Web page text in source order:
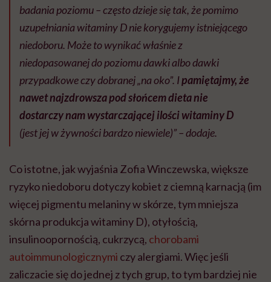
badania poziomu – często dzieje się tak, że pomimo
uzupełniania witaminy D nie korygujemy istniejącego
niedoboru. Może to wynikać właśnie z
niedopasowanej do poziomu dawki albo dawki
przypadkowe czy dobranej „na oko”. Ipamiętajmy, że
nawet najzdrowsza pod słońcem dieta nie
dostarczy nam wystarczającej ilości witaminy D
(jest jej w żywności bardzo niewiele)” – dodaje.
Co istotne, jak wyjaśnia Zofia Winczewska, większe
ryzyko niedoboru dotyczy kobiet z ciemną karnacją (im
więcej pigmentu melaniny w skórze, tym mniejsza
skórna produkcja witaminy D), otyłością,
insulinoopornością, cukrzycą, chorobami
autoimmunologicznymi czy alergiami. Więc jeśli
zaliczacie się do jednej z tych grup, to tym bardziej nie